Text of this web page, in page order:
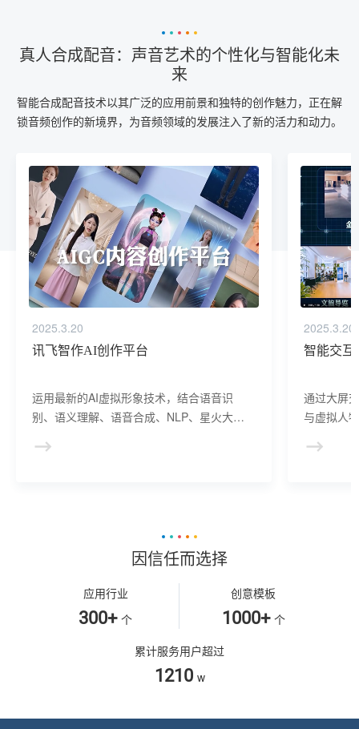
真人合成配音：声音艺术的个性化与智能化未
来
智能合成配音技术以其广泛的应用前景和独特的创作魅力，正在解
锁音频创作的新境界，为音频领域的发展注入了新的活力和动力。
2025.3.20
讯飞智作AI创作平台
运用最新的AI虚拟形象技术，结合语音识
别、语义理解、语音合成、NLP、星火大模
建、AI驱动、多模态交互的多场景虚拟人产
2025.3.20
智能交互
通过大屏
与虚拟人
景，可广
因信任而选择
应用行业
300+ 个
创意模板
1000+ 个
累计服务用户超过
1210 w